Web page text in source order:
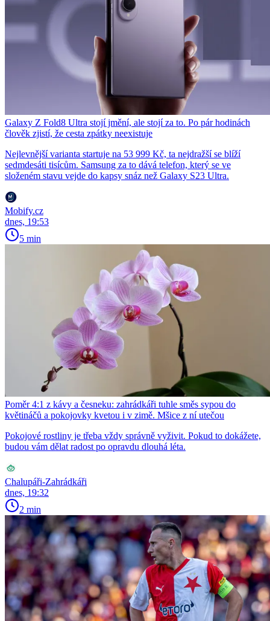
Galaxy Z Fold8 Ultra stojí jmění, ale stojí za to. Po pár hodinách
člověk zjistí, že cesta zpátky neexistuje
Nejlevnější varianta startuje na 53 999 Kč, ta nejdražší se blíží
sedmdesáti tisícům. Samsung za to dává telefon, který se ve
složeném stavu vejde do kapsy snáz než Galaxy S23 Ultra.
Mobify.cz
dnes, 19:53
5 min
Poměr 4:1 z kávy a česneku: zahrádkáři tuhle směs sypou do
květináčů a pokojovky kvetou i v zimě. Mšice z ní utečou
Pokojové rostliny je třeba vždy správně vyživit. Pokud to dokážete,
budou vám dělat radost po opravdu dlouhá léta.
Chalupáři-Zahrádkáři
dnes, 19:32
2 min